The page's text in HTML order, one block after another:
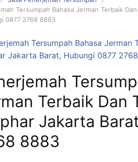
Tersumpah Bahasa Jerman Terbaik
0877 2768 8883
Terbaik Dan
Jakarta
8883